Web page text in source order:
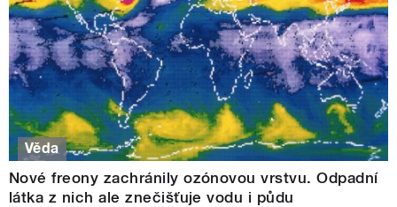
Věda
Nové freony zachránily ozónovou vrstvu. Odpadní
látka z nich ale znečišťuje vodu i půdu